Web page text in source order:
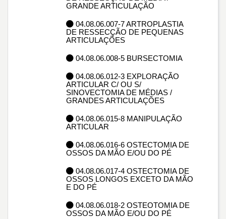
GRANDE ARTICULAÇÃO
04.08.06.007-7 ARTROPLASTIA
DE RESSECÇÃO DE PEQUENAS
ARTICULAÇÕES
04.08.06.008-5 BURSECTOMIA
04.08.06.012-3 EXPLORAÇÃO
ARTICULAR C/ OU S/
SINOVECTOMIA DE MÉDIAS /
GRANDES ARTICULAÇÕES
04.08.06.015-8 MANIPULAÇÃO
ARTICULAR
04.08.06.016-6 OSTECTOMIA DE
OSSOS DA MÃO E/OU DO PÉ
04.08.06.017-4 OSTECTOMIA DE
OSSOS LONGOS EXCETO DA MÃO
E DO PÉ
04.08.06.018-2 OSTEOTOMIA DE
OSSOS DA MÃO E/OU DO PÉ